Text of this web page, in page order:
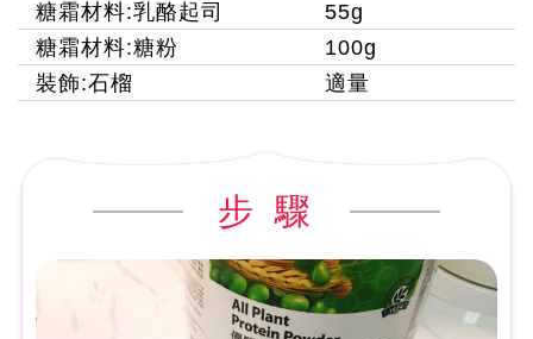
糖霜材料:乳酪起司
55g
糖霜材料:糖粉
100g
裝飾:石榴
適量
步 驟